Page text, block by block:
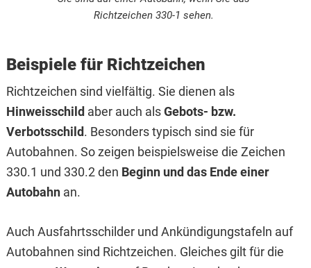
Richtzeichen 330-1 sehen.
Beispiele für Richtzeichen
Richtzeichen sind vielfältig. Sie dienen als
Hinweisschild aber auch alsGebots- bzw.
Verbotsschild. Besonders typisch sind sie für
Autobahnen. So zeigen beispielsweise die Zeichen
330.1 und 330.2 den Beginn und das Ende einer
Autobahnan.
Auch Ausfahrtsschilder und Ankündigungstafeln auf
Autobahnen sind Richtzeichen. Gleiches gilt für die